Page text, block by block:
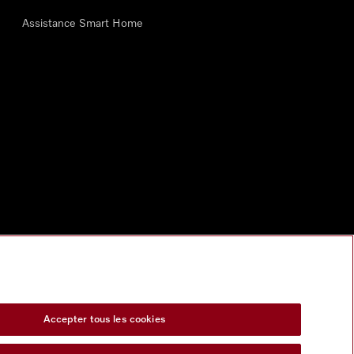
Assistance Smart Home
Accepter tous les cookies